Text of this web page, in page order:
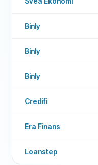
Binly
Binly
Binly
Credifi
Era Finans
Loanstep